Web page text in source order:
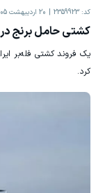
کد: 2359923 20 اردیبهشت 1405 ساعت 13:52
کشتی حامل برنج در
یک فروند کشتی فله‌بر
کرد.